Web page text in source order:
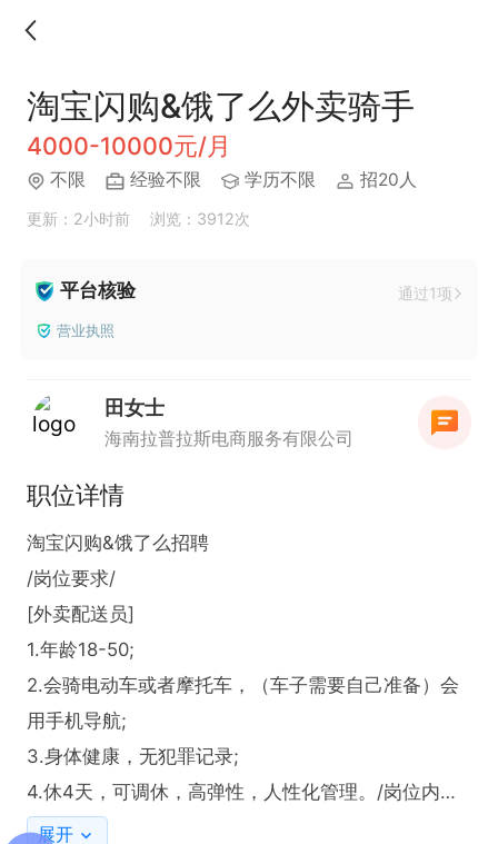
淘宝闪购&饿了么外卖骑手
4000-10000元/月
不限 经验不限 学历不限 招20人
更新：2小时前 浏览：3912次
平台核验 通过1项
营业执照
田女士
海南拉普拉斯电商服务有限公司
职位详情
淘宝闪购&饿了么招聘
/岗位要求/
[外卖配送员]
1.年龄18-50;
2.会骑电动车或者摩托车，（车子需要自己准备）会
用手机导航;
3.身体健康，无犯罪记录;
4.休4天，可调休，高弹性，人性化管理。/岗位内容/
1、将客户订单按时送达，同时做好送达服务。
展开